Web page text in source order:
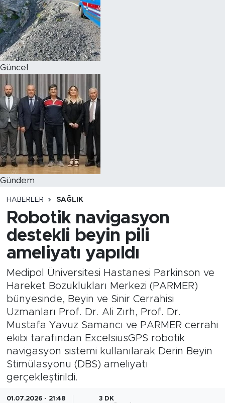
Güncel
Gündem
HABERLER SAĞLIK
Robotik navigasyon
destekli beyin pili
ameliyatı yapıldı
Medipol Üniversitesi Hastanesi Parkinson ve
Hareket Bozuklukları Merkezi (PARMER)
bünyesinde, Beyin ve Sinir Cerrahisi
Uzmanları Prof. Dr. Ali Zırh, Prof. Dr.
Mustafa Yavuz Samancı ve PARMER cerrahi
ekibi tarafından ExcelsiusGPS robotik
navigasyon sistemi kullanılarak Derin Beyin
Stimülasyonu (DBS) ameliyatı
gerçekleştirildi.
01.07.2026 - 21:48 3 DK
Magazin
Özel Haber
Politika
Resmi İlanlar
Sağlık
Spor
Turizm